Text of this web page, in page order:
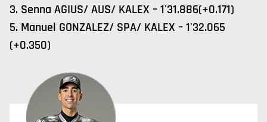
3. Senna AGIUS/ AUS/ KALEX – 1'31.886(+0.171)
5. Manuel GONZALEZ/ SPA/ KALEX – 1'32.065
(+0.350)